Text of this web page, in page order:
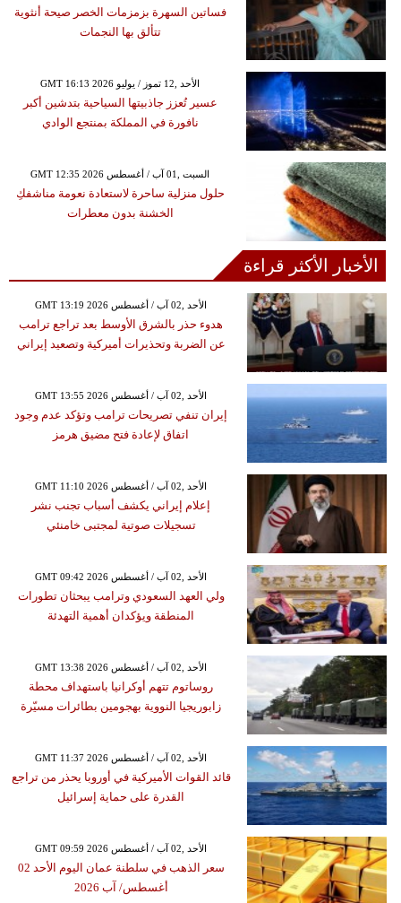
فساتين السهرة بزمزمات الخصر صيحة أنثوية
تتألق بها النجمات
GMT 16:13 2026 الأحد ,12 تموز / يوليو
عسير تُعزز جاذبيتها السياحية بتدشين أكبر
نافورة في المملكة بمنتجع الوادي
GMT 12:35 2026 السبت ,01 آب / أغسطس
حلول منزلية ساحرة لاستعادة نعومة مناشفكِ
الخشنة بدون معطرات
الأخبار الأكثر قراءة
GMT 13:19 2026 الأحد ,02 آب / أغسطس
هدوء حذر بالشرق الأوسط بعد تراجع ترامب
عن الضربة وتحذيرات أميركية وتصعيد إيراني
GMT 13:55 2026 الأحد ,02 آب / أغسطس
إيران تنفي تصريحات ترامب وتؤكد عدم وجود
اتفاق لإعادة فتح مضيق هرمز
GMT 11:10 2026 الأحد ,02 آب / أغسطس
إعلام إيراني يكشف أسباب تجنب نشر
تسجيلات صوتية لمجتبى خامنئي
GMT 09:42 2026 الأحد ,02 آب / أغسطس
ولي العهد السعودي وترامب يبحثان تطورات
المنطقة ويؤكدان أهمية التهدئة
GMT 13:38 2026 الأحد ,02 آب / أغسطس
روساتوم تتهم أوكرانيا باستهداف محطة
زابوريجيا النووية بهجومين بطائرات مسيّرة
GMT 11:37 2026 الأحد ,02 آب / أغسطس
قائد القوات الأميركية في أوروبا يحذر من تراجع
القدرة على حماية إسرائيل
GMT 09:59 2026 الأحد ,02 آب / أغسطس
سعر الذهب في سلطنة عمان اليوم الأحد 02
أغسطس/ آب 2026